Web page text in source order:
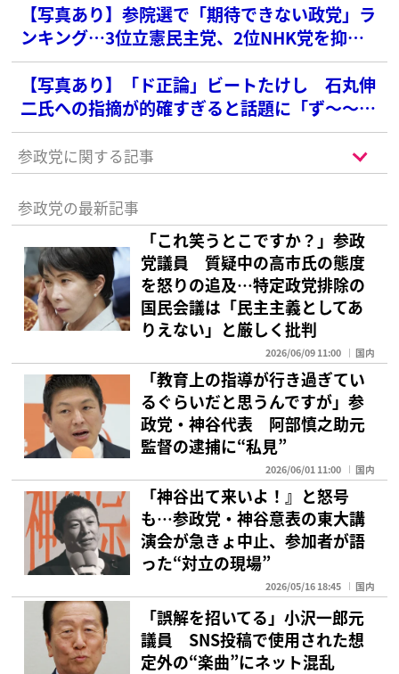
【写真あり】参院選で「期待できない政党」ラ
ンキング…3位立憲民主党、2位NHK党を抑え
た第1位は？
【写真あり】「ド正論」ビートたけし 石丸伸
二氏への指摘が的確すぎると話題に「ず〜〜っ
と石丸さんに思ってたのがまさにコレ」
参政党に関する記事
参政党の最新記事
「これ笑うとこですか？」参政
党議員 質疑中の高市氏の態度
を怒りの追及…特定政党排除の
国民会議は「民主主義としてあ
りえない」と厳しく批判
2026/06/09 11:00 国内
「教育上の指導が行き過ぎてい
るぐらいだと思うんですが」参
政党・神谷代表 阿部慎之助元
監督の逮捕に“私見”
2026/06/01 11:00 国内
「神谷出て来いよ！』と怒号
も…参政党・神谷意表の東大講
演会が急きょ中止、参加者が語
った“対立の現場”
2026/05/16 18:45 国内
「誤解を招いてる」小沢一郎元
議員 SNS投稿で使用された想
定外の“楽曲”にネット混乱